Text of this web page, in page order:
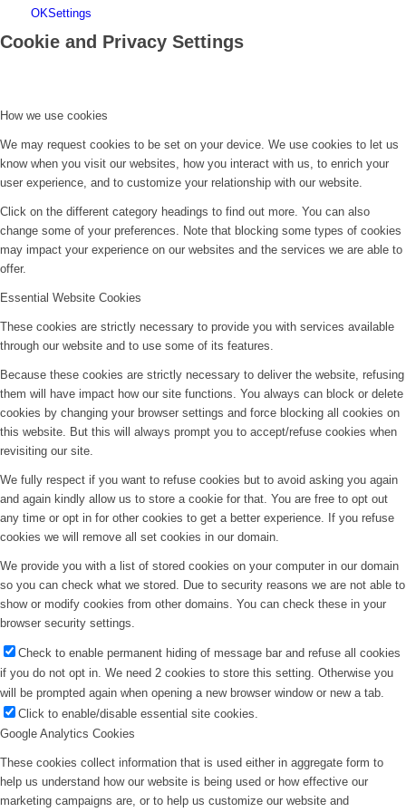
OKSettings
Cookie and Privacy Settings
How we use cookies
We may request cookies to be set on your device. We use cookies to let us
know when you visit our websites, how you interact with us, to enrich your
user experience, and to customize your relationship with our website.
Click on the different category headings to find out more. You can also
change some of your preferences. Note that blocking some types of cookies
may impact your experience on our websites and the services we are able to
offer.
Essential Website Cookies
These cookies are strictly necessary to provide you with services available
through our website and to use some of its features.
Because these cookies are strictly necessary to deliver the website, refusing
them will have impact how our site functions. You always can block or delete
cookies by changing your browser settings and force blocking all cookies on
this website. But this will always prompt you to accept/refuse cookies when
revisiting our site.
We fully respect if you want to refuse cookies but to avoid asking you again
and again kindly allow us to store a cookie for that. You are free to opt out
any time or opt in for other cookies to get a better experience. If you refuse
cookies we will remove all set cookies in our domain.
We provide you with a list of stored cookies on your computer in our domain
so you can check what we stored. Due to security reasons we are not able to
show or modify cookies from other domains. You can check these in your
browser security settings.
Check to enable permanent hiding of message bar and refuse all cookies
if you do not opt in. We need 2 cookies to store this setting. Otherwise you
will be prompted again when opening a new browser window or new a tab.
Click to enable/disable essential site cookies.
Google Analytics Cookies
These cookies collect information that is used either in aggregate form to
help us understand how our website is being used or how effective our
marketing campaigns are, or to help us customize our website and